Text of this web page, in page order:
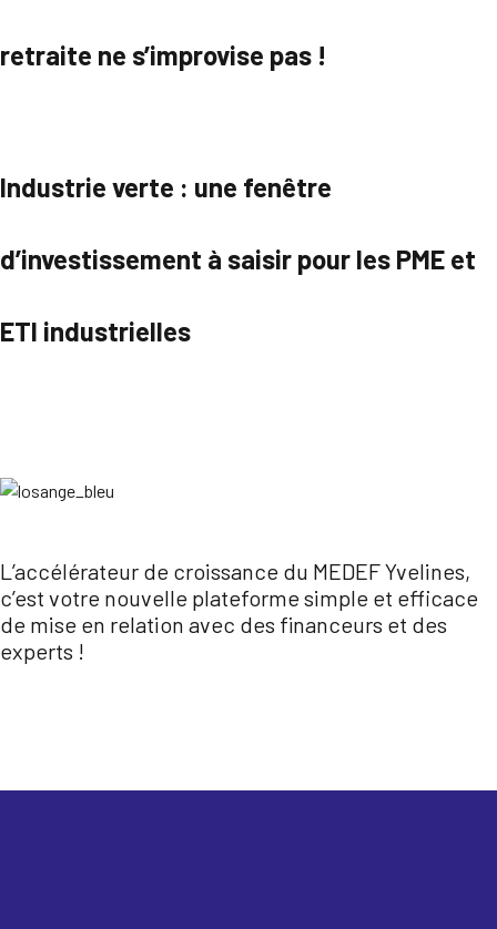
retraite ne s’improvise pas !
Industrie verte : une fenêtre
d’investissement à saisir pour les PME et
ETI industrielles
L’accélérateur de croissance du MEDEF Yvelines,
c’est votre nouvelle plateforme simple et efficace
de mise en relation avec des financeurs et des
experts !